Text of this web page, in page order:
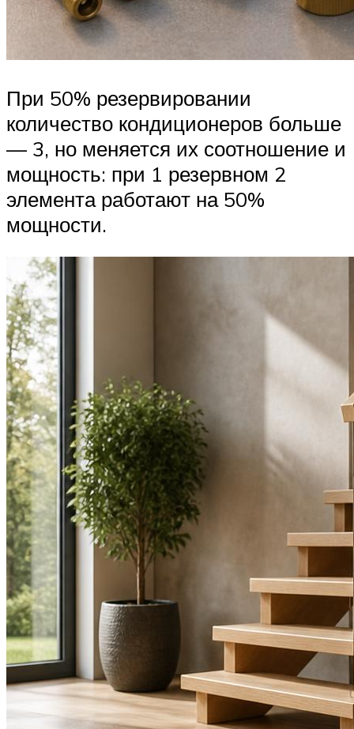
При 50% резервировании
количество кондиционеров больше
— 3, но меняется их соотношение и
мощность: при 1 резервном 2
элемента работают на 50%
мощности.